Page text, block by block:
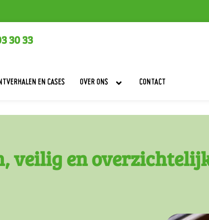
30 33
EN CASES OVER ONS CONTACT
veilig en